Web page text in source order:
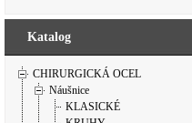
Katalog
CHIRURGICKÁ OCEL
Náušnice
KLASICKÉ